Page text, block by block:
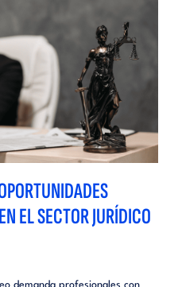
EL SECTOR JURÍDICO
demanda profesionales con